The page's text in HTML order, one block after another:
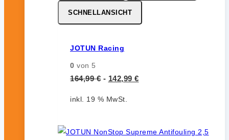
SCHNELLANSICHT
JOTUN Racing
0 von 5
164,99€ - 142,99 €
inkl. 19 % MwSt.